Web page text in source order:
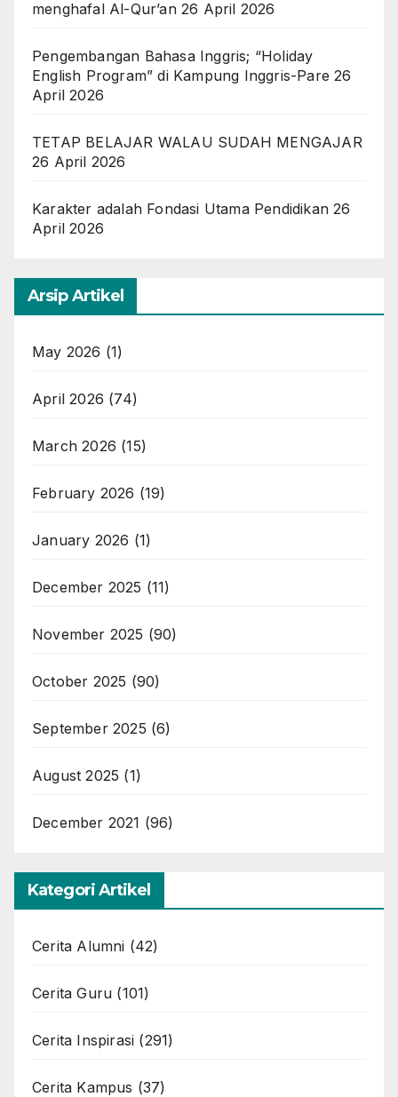
menghafal Al-Qur’an 26 April 2026
Pengembangan Bahasa Inggris; “Holiday
English Program” di Kampung Inggris-Pare 26
April 2026
TETAP BELAJAR WALAU SUDAH MENGAJAR
26 April 2026
Karakter adalah Fondasi Utama Pendidikan 26
April 2026
Arsip Artikel
May 2026 (1)
April 2026 (74)
March 2026 (15)
February 2026 (19)
January 2026 (1)
December 2025 (11)
November 2025 (90)
October 2025 (90)
September 2025 (6)
August 2025 (1)
December 2021 (96)
Kategori Artikel
Cerita Alumni (42)
Cerita Guru (101)
Cerita Inspirasi (291)
Cerita Kampus (37)